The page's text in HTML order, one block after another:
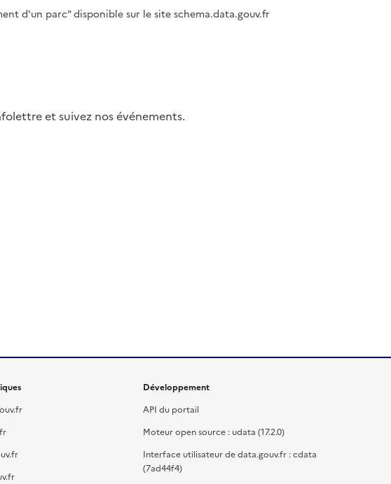
d'un parc" disponible sur le site schema.data.gouv.fr
et suivez nos événements.
Développement
API du portail
Moteur open source : udata (17.2.0)
Interface utilisateur de data.gouv.fr : cdata
(7ad44f4)